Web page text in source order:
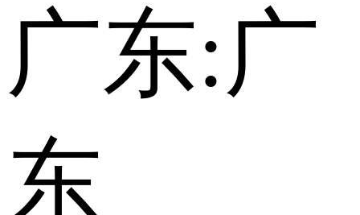
广东:广
东